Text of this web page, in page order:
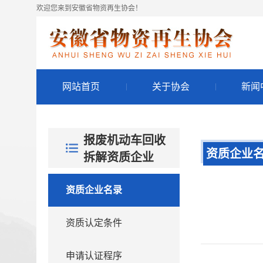
欢迎您来到安徽省物资再生协会！
网站首页 关于协会 新闻
报废机动车回收
拆解资质企业
资质企业名录
资质认定条件
申请认证程序
资质企业